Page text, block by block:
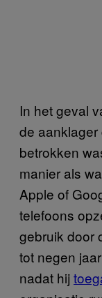
In het geval
de aanklager
betrokken
manier als
Apple of
telefoons
gebruik door
tot negen
nadat hij